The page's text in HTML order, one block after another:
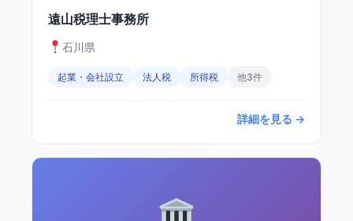
遠山税理士事務所
石川県
起業・会社設立 法人税 所得税 他3件
詳細を見る →